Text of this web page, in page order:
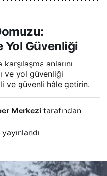
Yol Güvenliği
anlarını
ve yol güvenliği
ve güvenli hâle getirin.
Merkezi tarafından
yayınlandı